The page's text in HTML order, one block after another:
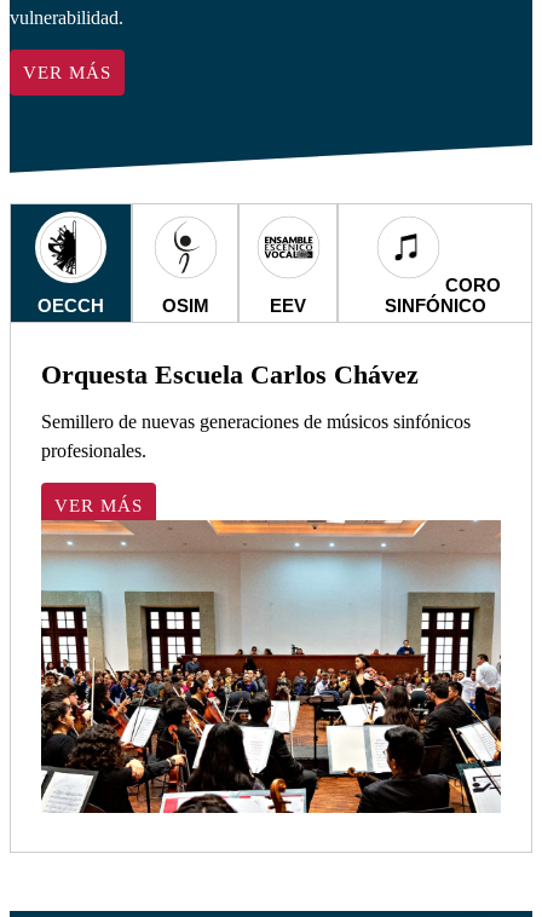
vulnerabilidad.
VER MÁS
OECCH OSIM EEV
CORO
SINFÓNICO
Orquesta Escuela Carlos Chávez
Semillero de nuevas generaciones de músicos sinfónicos
profesionales.
VER MÁS